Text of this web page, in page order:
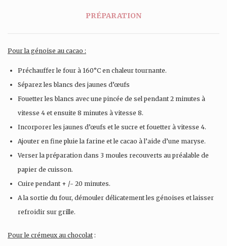
PRÉPARATION
Pour la génoise au cacao :
Préchauffer le four à 160°C en chaleur tournante.
Séparez les blancs des jaunes d’œufs
Fouetter les blancs avec une pincée de sel pendant 2 minutes à
vitesse 4 et ensuite 8 minutes à vitesse 8.
Incorporer les jaunes d’œufs et le sucre et fouetter à vitesse 4.
Ajouter en fine pluie la farine et le cacao à l’aide d’une maryse.
Verser la préparation dans 3 moules recouverts au préalable de
papier de cuisson.
Cuire pendant + /- 20 minutes.
A la sortie du four, démouler délicatement les génoises et laisser
refroidir sur grille.
Pour le crémeux au chocolat :